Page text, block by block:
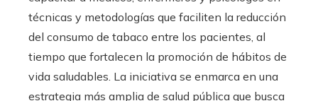
técnicas y metodologías que faciliten la reducción
del consumo de tabaco entre los pacientes, al
tiempo que fortalecen la promoción de hábitos de
vida saludables. La iniciativa se enmarca en una
estrategia más amplia de salud pública que busca